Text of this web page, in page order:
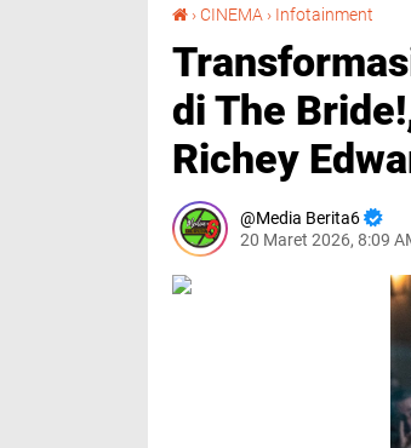
› CINEMA › Infotainment
di The
Richey
Media Berita6
20 Maret 2026, 8:09